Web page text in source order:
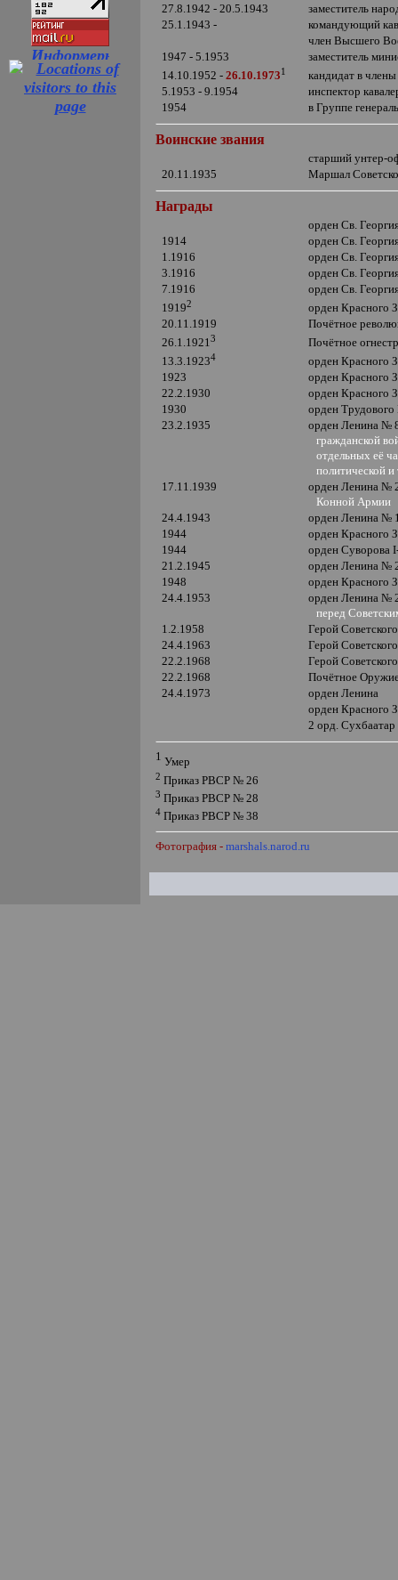
27.8.1942 - 20.5.1943
заместитель
25.1.1943 -
командующий
член Высшего
1947 - 5.1953
заместитель
14.10.1952 -26.10.19731
кандидат в
5.1953 - 9.1954
инспектор
1954
в Группе
Воинские звания
старший унтер-
20.11.1935
Маршал
Награды
орден Св.
1914
орден Св.
1.1916
орден Св.
3.1916
орден Св.
7.1916
орден Св.
19192
орден Красного
20.11.1919
Почётное
26.1.19213
Почётное
13.3.19234
орден Красного
1923
орден Красного
22.2.1930
орден Красного
1930
орден
23.2.1935
орден Ленина №
гражданской
отдельных её
политической
17.11.1939
орден Ленина №
Конной Армии
24.4.1943
орден Ленина №
1944
орден Красного
1944
орден СувороваI
21.2.1945
орден Ленина №
1948
орден Красного
24.4.1953
орден Ленина №
перед
1.2.1958
Герой
24.4.1963
Герой
22.2.1968
Герой
22.2.1968
Почётное
24.4.1973
орден Ленина
орден Красного
2 орд.
1 Умер
2 Приказ РВСР № 26
3 Приказ РВСР № 28
4 Приказ РВСР № 38
Фотография - marshals.narod.ru